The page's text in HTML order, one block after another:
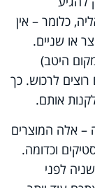
כלומר – אין
או שניים.
היטב)
לרכוש. כך
אותם.
– אלה המוצרים
וכדומה.
לפני